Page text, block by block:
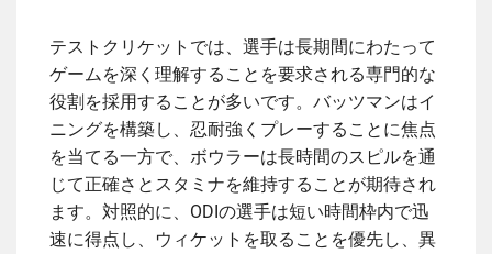
テストクリケットでは、選手は長期間にわたって
ゲームを深く理解することを要求される専門的な
役割を採用することが多いです。バッツマンはイ
ニングを構築し、忍耐強くプレーすることに焦点
を当てる一方で、ボウラーは長時間のスピルを通
じて正確さとスタミナを維持することが期待され
ます。対照的に、ODIの選手は短い時間枠内で迅
速に得点し、ウィケットを取ることを優先し、異